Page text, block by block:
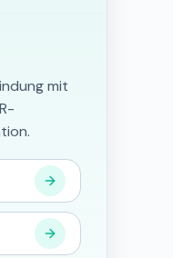
mit